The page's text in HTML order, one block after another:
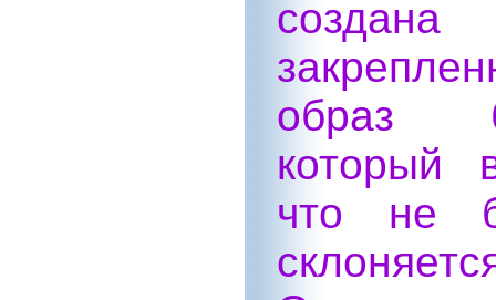
образ
который
что не